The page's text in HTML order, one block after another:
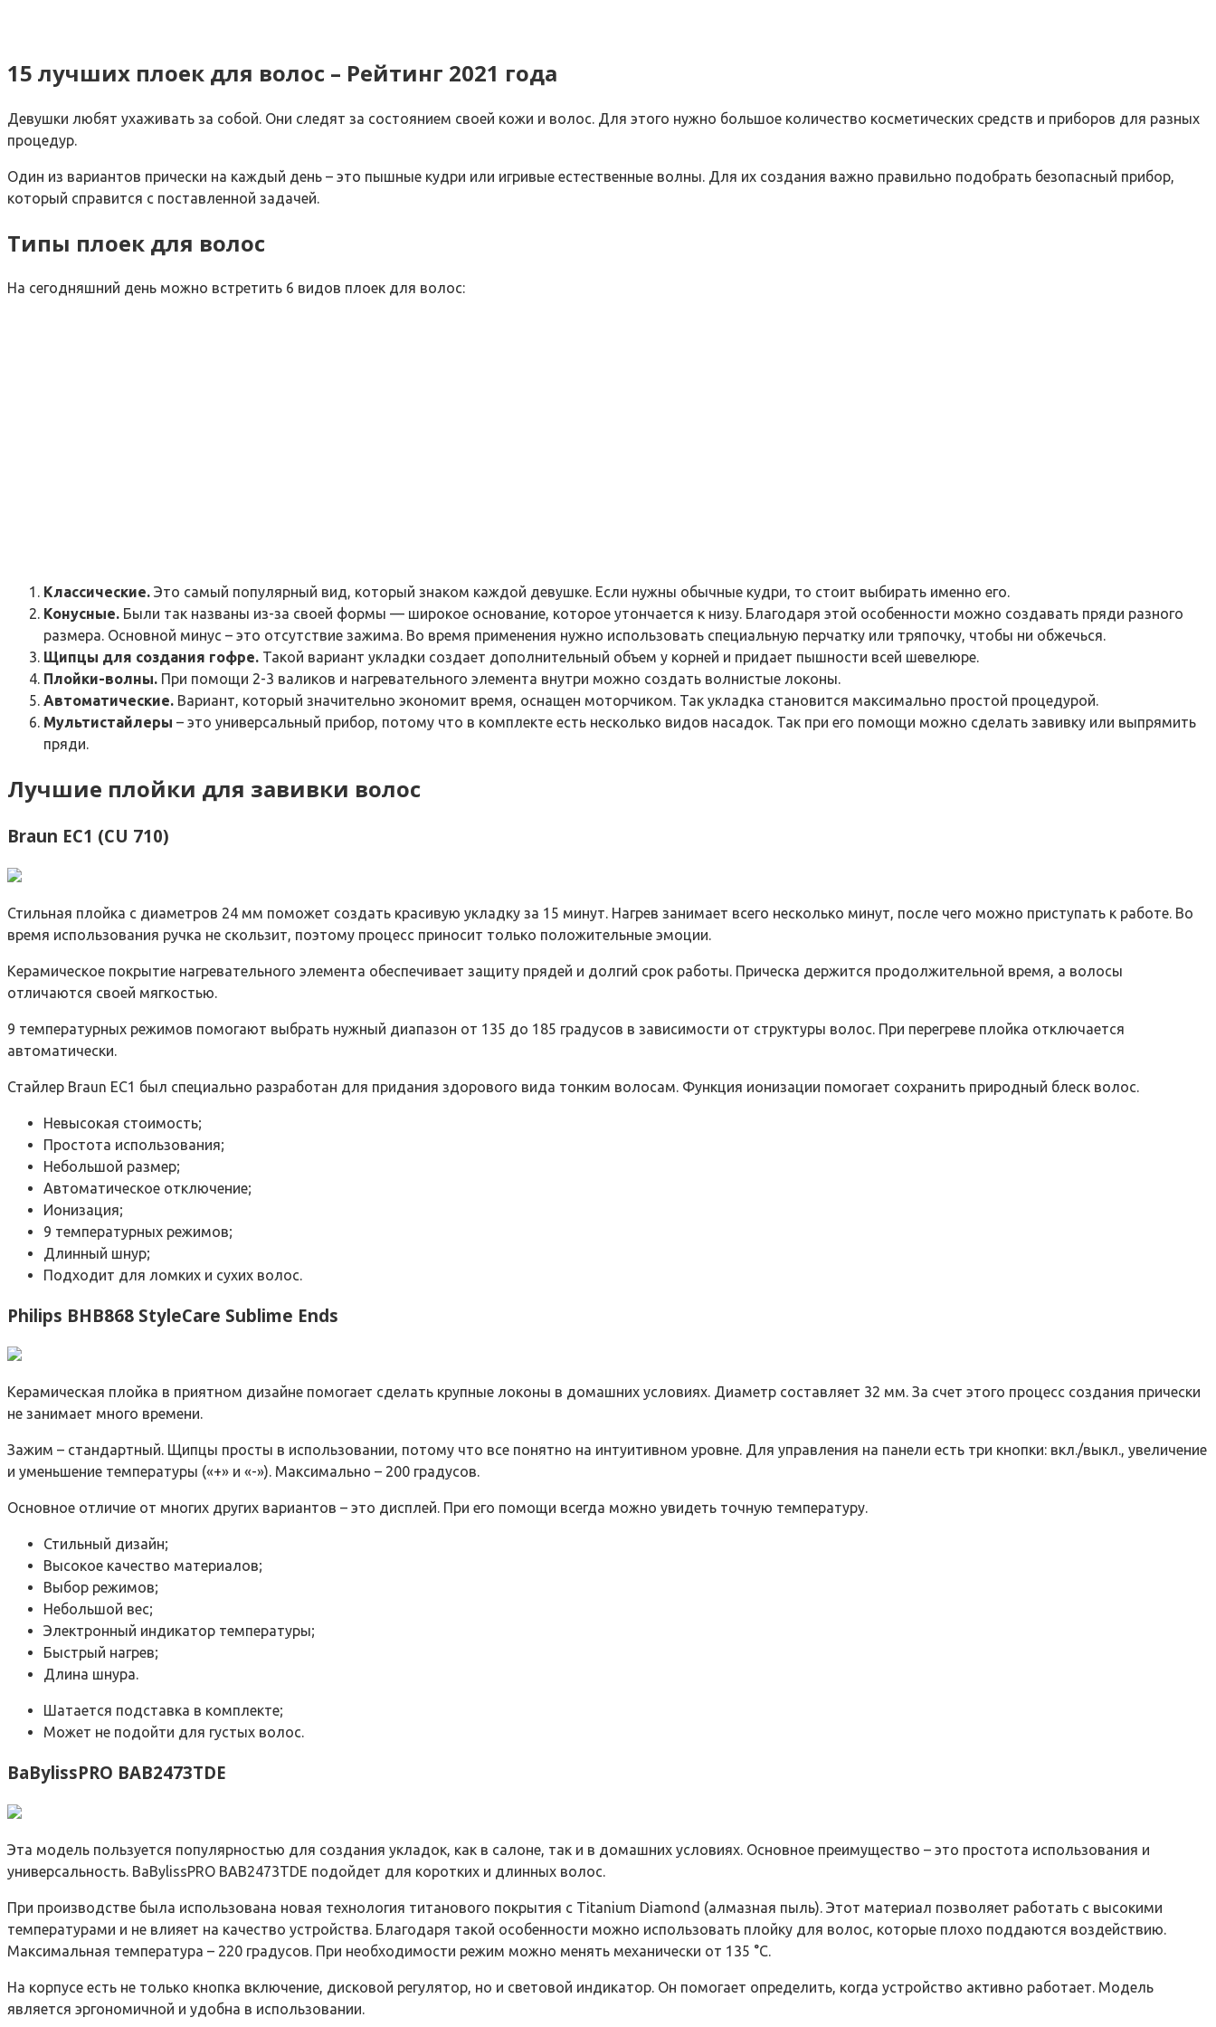
15 лучших плоек для волос – Рейтинг 2021 года
Девушки любят ухаживать за собой. Они следят за состоянием своей кожи и волос. Для этого нужно большое количество косметических средств и приборов для разных
процедур.
Один из вариантов прически на каждый день – это пышные кудри или игривые естественные волны. Для их создания важно правильно подобрать безопасный прибор,
который справится с поставленной задачей.
Типы плоек для волос
На сегодняшний день можно встретить 6 видов плоек для волос:
Классические. Это самый популярный вид, который знаком каждой девушке. Если нужны обычные кудри, то стоит выбирать именно его.
Конусные. Были так названы из-за своей формы — широкое основание, которое утончается к низу. Благодаря этой особенности можно создавать пряди разного
размера. Основной минус – это отсутствие зажима. Во время применения нужно использовать специальную перчатку или тряпочку, чтобы ни обжечься.
Щипцы для создания гофре. Такой вариант укладки создает дополнительный объем у корней и придает пышности всей шевелюре.
Плойки-волны. При помощи 2-3 валиков и нагревательного элемента внутри можно создать волнистые локоны.
Автоматические. Вариант, который значительно экономит время, оснащен моторчиком. Так укладка становится максимально простой процедурой.
Мультистайлеры – это универсальный прибор, потому что в комплекте есть несколько видов насадок. Так при его помощи можно сделать завивку или выпрямить
пряди.
Лучшие плойки для завивки волос
Braun EC1 (CU 710)
Стильная плойка с диаметров 24 мм поможет создать красивую укладку за 15 минут. Нагрев занимает всего несколько минут, после чего можно приступать к работе. Во
время использования ручка не скользит, поэтому процесс приносит только положительные эмоции.
Керамическое покрытие нагревательного элемента обеспечивает защиту прядей и долгий срок работы. Прическа держится продолжительной время, а волосы
отличаются своей мягкостью.
9 температурных режимов помогают выбрать нужный диапазон от 135 до 185 градусов в зависимости от структуры волос. При перегреве плойка отключается
автоматически.
Стайлер Braun EC1 был специально разработан для придания здорового вида тонким волосам. Функция ионизации помогает сохранить природный блеск волос.
Невысокая стоимость;
Простота использования;
Небольшой размер;
Автоматическое отключение;
Ионизация;
9 температурных режимов;
Длинный шнур;
Подходит для ломких и сухих волос.
Philips BHB868 StyleCare Sublime Ends
Керамическая плойка в приятном дизайне помогает сделать крупные локоны в домашних условиях. Диаметр составляет 32 мм. За счет этого процесс создания прически
не занимает много времени.
Зажим – стандартный. Щипцы просты в использовании, потому что все понятно на интуитивном уровне. Для управления на панели есть три кнопки: вкл./выкл., увеличение
и уменьшение температуры («+» и «-»). Максимально – 200 градусов.
Основное отличие от многих других вариантов – это дисплей. При его помощи всегда можно увидеть точную температуру.
Стильный дизайн;
Высокое качество материалов;
Выбор режимов;
Небольшой вес;
Электронный индикатор температуры;
Быстрый нагрев;
Длина шнура.
Шатается подставка в комплекте;
Может не подойти для густых волос.
BaBylissPRO BAB2473TDE
Эта модель пользуется популярностью для создания укладок, как в салоне, так и в домашних условиях. Основное преимущество – это простота использования и
универсальность. BaBylissPRO BAB2473TDE подойдет для коротких и длинных волос.
При производстве была использована новая технология титанового покрытия с Titanium Diamond (алмазная пыль). Этот материал позволяет работать с высокими
температурами и не влияет на качество устройства. Благодаря такой особенности можно использовать плойку для волос, которые плохо поддаются воздействию.
Максимальная температура – 220 градусов. При необходимости режим можно менять механически от 135 °С.
На корпусе есть не только кнопка включение, дисковой регулятор, но и световой индикатор. Он помогает определить, когда устройство активно работает. Модель
является эргономичной и удобна в использовании.